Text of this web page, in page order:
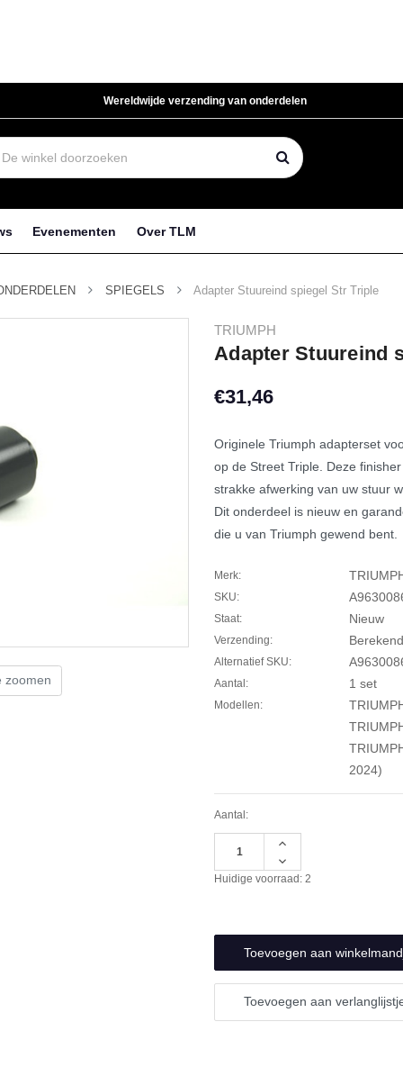
Wereldwijde verzending van onderdelen
Evenementen Over TLM
SPIEGELS Adapter Stuureind spiegel Str Triple
zoomen
TRIUMPH
Adapter Stuureind
€31,46
Originele Triumph adapterset
op de Street Triple. Deze
strakke afwerking van uw stuur
Dit onderdeel is nieuw en
die u van Triumph gewend bent.
Merk:
SKU:
Staat: Nieuw
Verzending:
Alternatief SKU:
Aantal: 1 set
Modellen:
2024)
Aantal:
Hoeveelheid
van
undefined
Hoeveelheid
verlagen
van
Huidige voorraad: 2
Toevoegen aan